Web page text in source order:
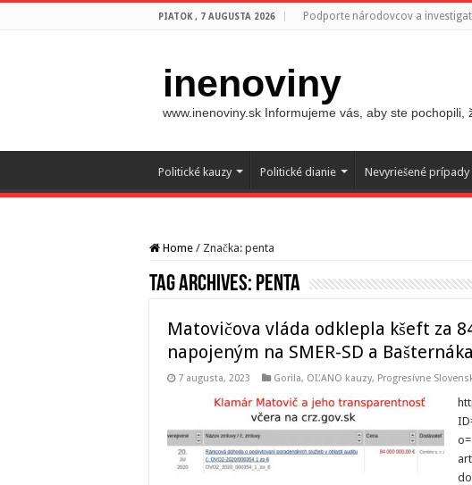
PIATOK , 7 AUGUSTA 2026 Podporte národovcov a
inenoviny
www.inenoviny.sk Informujeme vás, aby ste
Politické kauzy Politické dianie Nevyriešené prípady
Home / Značka: penta
Tag Archives: penta
Matovičova vláda odklepla kšeft za
napojeným na SMER-SD a Bašternáka
7 augusta, 2023 Gorila, OĽANO kauzy, Progresívne